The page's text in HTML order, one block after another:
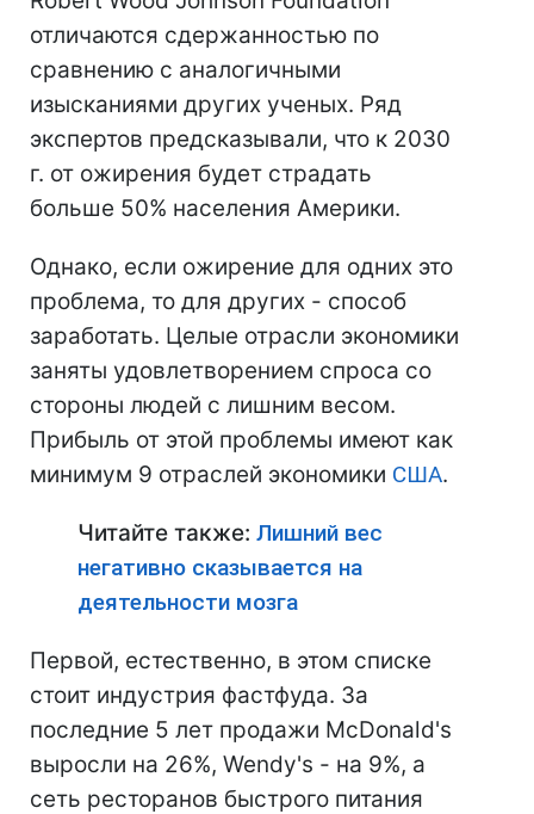
отличаются сдержанностью по
сравнению с аналогичными
изысканиями других ученых. Ряд
экспертов предсказывали, что к 2030
г. от ожирения будет страдать
больше 50% населения Америки.
Однако, если ожирение для одних это
проблема, то для других - способ
заработать. Целые отрасли экономики
заняты удовлетворением спроса со
стороны людей с лишним весом.
Прибыль от этой проблемы имеют как
минимум 9 отраслей экономики США.
Читайте также: Лишний вес
негативно сказывается на
деятельности мозга
Первой, естественно, в этом списке
стоит индустрия фастфуда. За
последние 5 лет продажи McDonald's
выросли на 26%, Wendy's - на 9%, а
сеть ресторанов быстрого питания